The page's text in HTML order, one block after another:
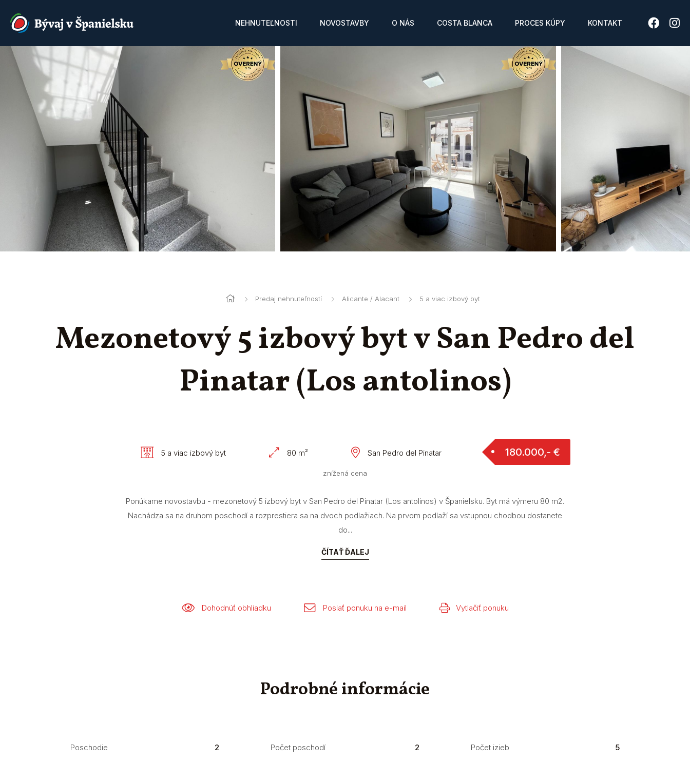
NEHNUTEĽNOSTI NOVOSTAVBY O NÁS COSTA BLANCA PROCES KÚPY KONTAKT
Predaj nehnuteľností Alicante / Alacant 5 a viac izbový byt
Mezonetový 5 izbový byt v San Pedro del
Pinatar (Los antolinos)
5 a viac izbový byt 80 m² San Pedro del Pinatar 180.000,- €
znížená cena
Ponúkame novostavbu - mezonetový 5 izbový byt v San Pedro del Pinatar (Los antolinos) v Španielsku. Byt má výmeru 80 m2.
Nachádza sa na druhom poschodí a rozprestiera sa na dvoch podlažiach. Na prvom podlaží sa vstupnou chodbou dostanete
do...
ČÍTAŤ ĎALEJ
Dohodnúť obhliadku Poslať ponuku na e-mail Vytlačiť ponuku
Podrobné informácie
Poschodie 2 Počet poschodí 2 Počet izieb 5